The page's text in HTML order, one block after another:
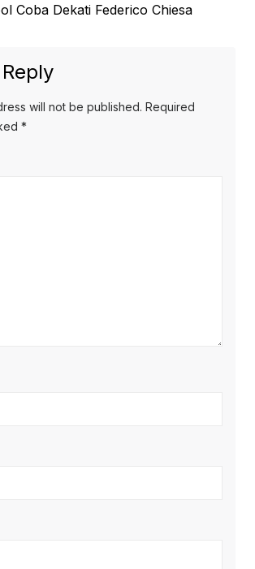
Coba Dekati Federico Chiesa
will not be published. Required
*